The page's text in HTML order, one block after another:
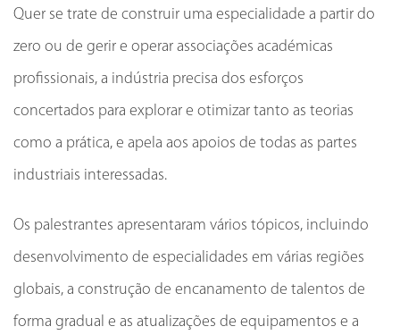
Quer se trate de construir uma especialidade a partir do
zero ou de gerir e operar associações académicas
profissionais, a indústria precisa dos esforços
concertados para explorar e otimizar tanto as teorias
como a prática, e apela aos apoios de todas as partes
industriais interessadas.
Os palestrantes apresentaram vários tópicos, incluindo
desenvolvimento de especialidades em várias regiões
globais, a construção de encanamento de talentos de
forma gradual e as atualizações de equipamentos e a